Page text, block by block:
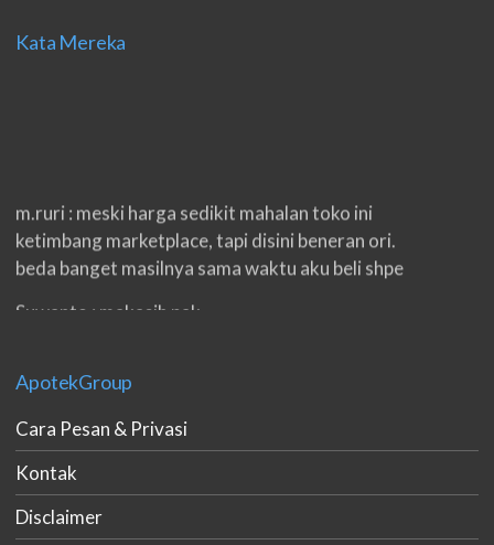
Kata Mereka
m.ruri : meski harga sedikit mahalan toko ini
ketimbang marketplace, tapi disini beneran ori.
beda banget masilnya sama waktu aku beli shpe
Suwanto : makasih pak.
double. beneran sama sekali tidak ada nama
eko padang : ko brang udh sampek, kan bru 2 hri
gan. cpet bgt
h.dzowi : ampuh mas kamu punya viagra, saya
ApotekGroup
Cara Pesan & Privasi
Kontak
Disclaimer